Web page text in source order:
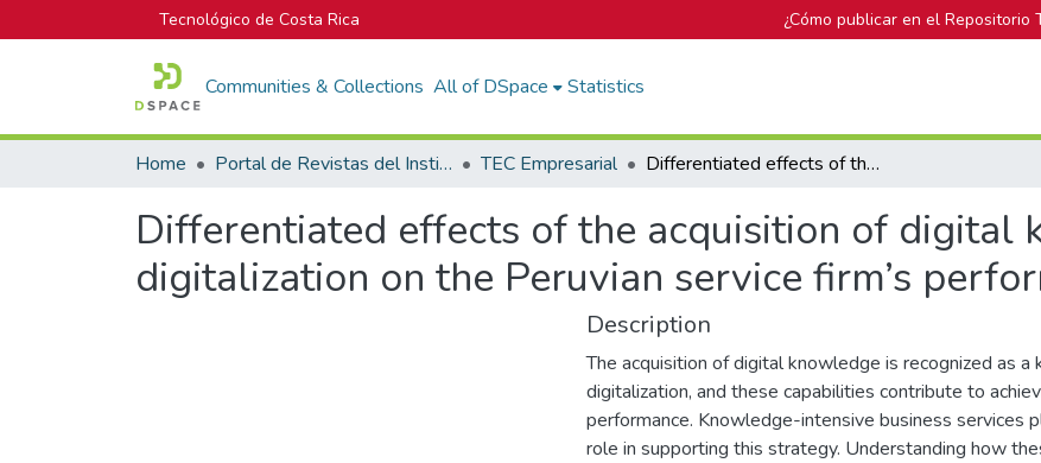
Tecnológico de Costa Rica ¿Cómo publicar en el Repositorio
Communities & Collections All of DSpace Statistics
Home Portal de Revistas del Instituto Tecnológico de Costa Rica TEC Empresarial Differentiated effects of the acquisition of digital knowledge and digitalization on the Peruvian service firm’s performance
Differentiated effects of the acquisition of digital
digitalization on the Peruvian service firm’s
Description
The acquisition of digital knowledge is recognized as a
digitalization, and these capabilities contribute to
performance. Knowledge-intensive business services
role in supporting this strategy. Understanding how